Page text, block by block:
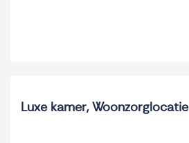
Luxe kamer, Woonzorglocatie